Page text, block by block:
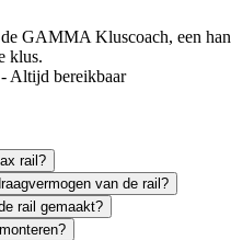
GAMMA Kluscoach, een
klus.
Altijd bereikbaar
rail?
van de rail?
rail gemaakt?